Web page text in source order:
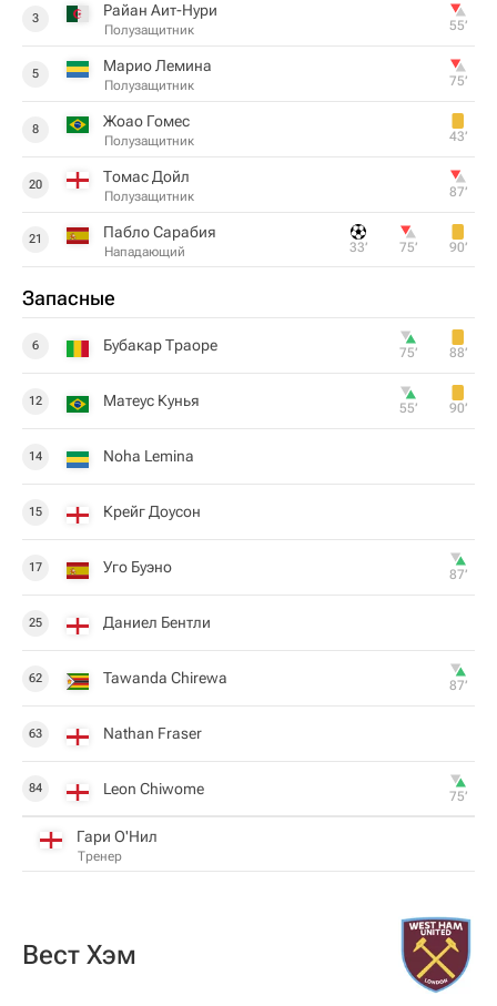
3 Райан Аит-Нури
Полузащитник 55‎’‎
5 Марио Лемина
Полузащитник 75‎’‎
8 Жоао Гомес
Полузащитник 43‎’‎
20 Томас Дойл
Полузащитник 87‎’‎
21 Пабло Сарабия
Нападающий 33‎’‎ 75‎’‎ 90‎’‎
Запасные
6 Бубакар Траоре 75‎’‎ 88‎’‎
12 Матеус Кунья 55‎’‎ 90‎’‎
14 Noha Lemina
15 Крейг Доусон
17 Уго Буэно 87‎’‎
25 Даниел Бентли
62 Tawanda Chirewa 87‎’‎
63 Nathan Fraser
84 Leon Chiwome 75‎’‎
Гари О'Нил
Тренер
Вест Хэм